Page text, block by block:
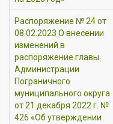
Распоряжение № 24 от
08.02.2023 О внесении
изменений в
распоряжение главы
Администрации
Пограничного
муниципального округа
от 21 декабря 2022 г. №
426 «Об утверждении